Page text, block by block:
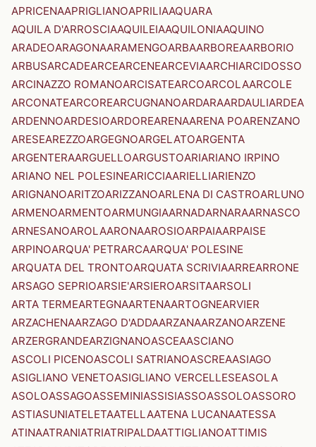
APRICENAAPRIGLIANOAPRILIAAQUARA
AQUILA D'ARROSCIAAQUILEIAAQUILONIAAQUINO
ARADEOARAGONAARAMENGOARBAARBOREAARBORIO
ARBUSARCADEARCEARCENEARCEVIAARCHIARCIDOSSO
ARCINAZZO ROMANOARCISATEARCOARCOLAARCOLE
ARCONATEARCOREARCUGNANOARDARAARDAULIARDEA
ARDENNOARDESIOARDOREARENAARENA POARENZANO
ARESEAREZZOARGEGNOARGELATOARGENTA
ARGENTERAARGUELLOARGUSTOARIARIANO IRPINO
ARIANO NEL POLESINEARICCIAARIELLIARIENZO
ARIGNANOARITZOARIZZANOARLENA DI CASTROARLUNO
ARMENOARMENTOARMUNGIAARNADARNARAARNASCO
ARNESANOAROLAARONAAROSIOARPAIAARPAISE
ARPINOARQUA' PETRARCAARQUA' POLESINE
ARQUATA DEL TRONTOARQUATA SCRIVIAARREARRONE
ARSAGO SEPRIOARSIE'ARSIEROARSITAARSOLI
ARTA TERMEARTEGNAARTENAARTOGNEARVIER
ARZACHENAARZAGO D'ADDAARZANAARZANOARZENE
ARZERGRANDEARZIGNANOASCEAASCIANO
ASCOLI PICENOASCOLI SATRIANOASCREAASIAGO
ASIGLIANO VENETOASIGLIANO VERCELLESEASOLA
ASOLOASSAGOASSEMINIASSISIASSOASSOLOASSORO
ASTIASUNIATELETAATELLAATENA LUCANAATESSA
ATINAATRANIATRIATRIPALDAATTIGLIANOATTIMIS